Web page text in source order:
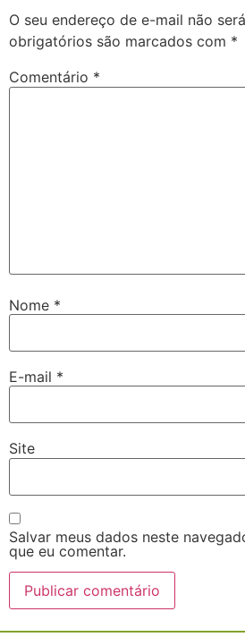
O seu endereço de e-mail não
obrigatórios são marcados com *
Comentário *
Nome *
E-mail *
Site
Salvar meus dados neste
que eu comentar.